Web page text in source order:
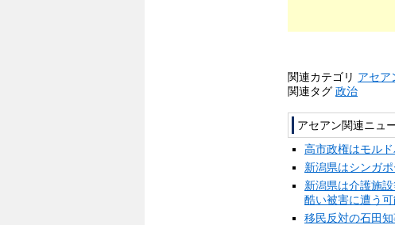
関連カテゴリ アセア
関連タグ 政治
アセアン関連ニュ
高市政権はモル
新潟県はシンガ
新潟県は介護施
酷い被害に遭う
移民反対の石田